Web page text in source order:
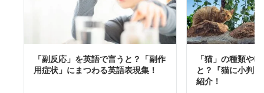
「副反応」を英語で言うと？「副作
用症状」にまつわる英語表現集！
「猫」の種類や
と？『猫に小判
紹介！